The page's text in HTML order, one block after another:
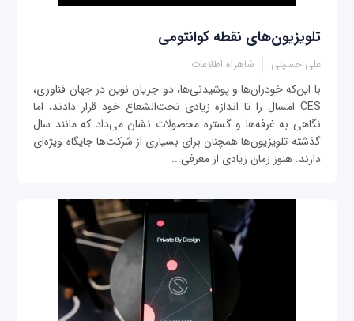
تلویزیون‌های نقطه کوانتومی
علی حسینی شاهراه اطلاعات
با اين‌که خودران‌ها و پوشيدنی‌ها، دو جريان نوين در جهان فناوری،
CES امسال را تا اندازه‌ زيادی تحت‌الشعاع خود قرار دادند، اما
نگاهی به غرفه‌‌ها و گستره محصولات نشان می‌داد که مانند سال
گذشته تلويزيون‌ها همچنان برای بسياری از شرکت‌ها جايگاه ويژه‌ای
دارند. هنوز زمان زيادی از معرفی...